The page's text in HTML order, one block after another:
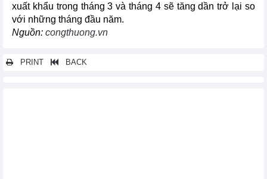
xuất khẩu trong tháng 3 và tháng 4 sẽ tăng dần trở lại so
với những tháng đầu năm.
Nguồn: congthuong.vn
PRINT BACK